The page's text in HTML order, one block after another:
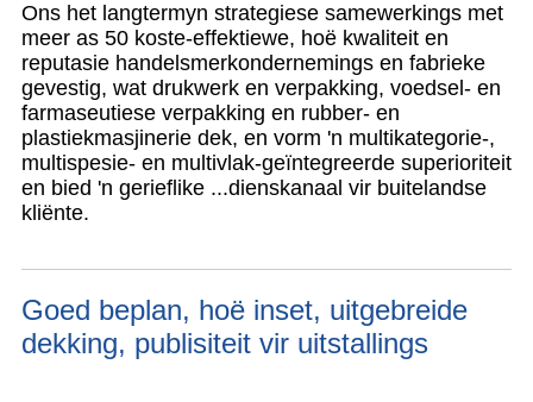
Ons het langtermyn strategiese samewerkings met
meer as 50 koste-effektiewe, hoë kwaliteit en
reputasie handelsmerkondernemings en fabrieke
gevestig, wat drukwerk en verpakking, voedsel- en
farmaseutiese verpakking en rubber- en
plastiekmasjinerie dek, en vorm 'n multikategorie-,
multispesie- en multivlak-geïntegreerde superioriteit
en bied 'n gerieflike ...dienskanaal vir buitelandse
kliënte.
Goed beplan, hoë inset, uitgebreide
dekking, publisiteit vir uitstallings